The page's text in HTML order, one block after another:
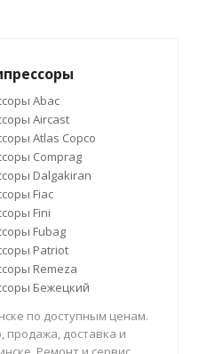
Abac
Aircast
Atlas Copco
Comprag
Dalgakiran
Fiac
Fini
Fubag
Patriot
Remeza
Бежецкий
по доступным ценам.
продажа, доставка и